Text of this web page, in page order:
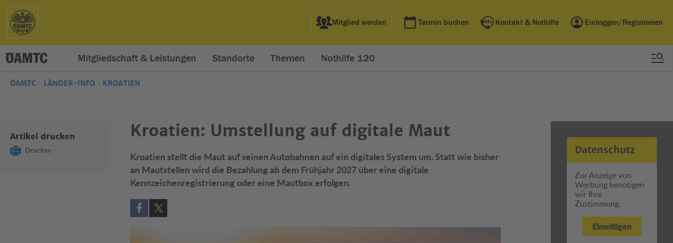
Mitglied werden Termin buchen Kontakt & Nothilfe Einloggen/Registrieren
Mitgliedschaft & Leistungen Standorte Themen Nothilfe 120
ÖAMTC LÄNDER-INFO KROATIEN
Datenschutz
Zur Anzeige von
Werbung benötigen
wir Ihre
Zustimmung.
Einwilligen
Artikel drucken
Drucken
Kroatien: Umstellung auf digitale Maut
Kroatien stellt die Maut auf seinen Autobahnen auf ein digitales System um. Statt wie bisher
an Mautstellen wird die Bezahlung ab dem Frühjahr 2027 über eine digitale
Kennzeichenregistrierung oder eine Mautbox erfolgen.
Auf Facebook teilen (öffnet in neuem Fenster)
Auf X teilen (öffnet in neuem Fenster)